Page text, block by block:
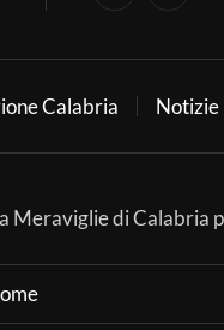
Calabria Notizie
Meraviglie di Calabria